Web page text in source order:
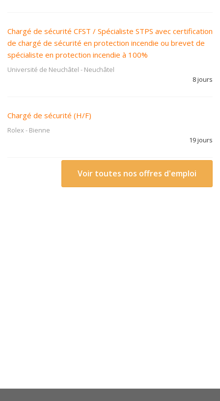
Chargé de sécurité CFST / Spécialiste STPS avec certification
de chargé de sécurité en protection incendie ou brevet de
spécialiste en protection incendie à 100%
Université de Neuchâtel - Neuchâtel
8 jours
Chargé de sécurité (H/F)
Rolex - Bienne
19 jours
Voir toutes nos offres d'emploi